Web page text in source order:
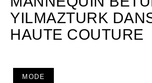
YILMAZTURK
HAUTE COUTURE
MODE